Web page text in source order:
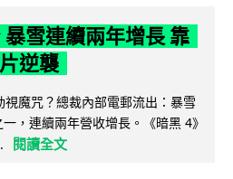
雪連續兩年增長 靠
逆襲
魔咒？總裁內部電郵流出：暴雪
，連續兩年營收增長。《暗黑 4》
閱讀全文